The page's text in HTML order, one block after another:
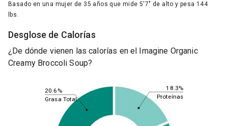
Basado en una mujer de 35 años que mide 5'7" de alto y pesa 144
lbs.
Desglose de Calorías
¿De dónde vienen las calorías en el Imagine Organic
Creamy Broccoli Soup?
18.3%
20.6%
Proteínas
Grasa Total